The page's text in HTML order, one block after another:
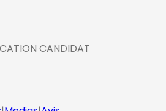
CANDIDAT